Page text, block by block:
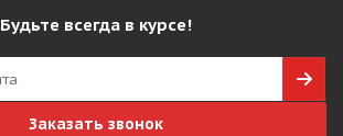
Будьте всегда в курсе!
Заказать звонок